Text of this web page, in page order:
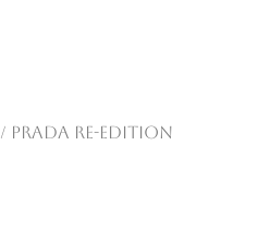
/ Prada Re-edition